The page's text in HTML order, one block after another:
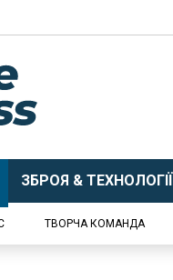
ЗБРОЯ & ТЕХНОЛОГІЇ
ТВОРЧА КОМАНДА